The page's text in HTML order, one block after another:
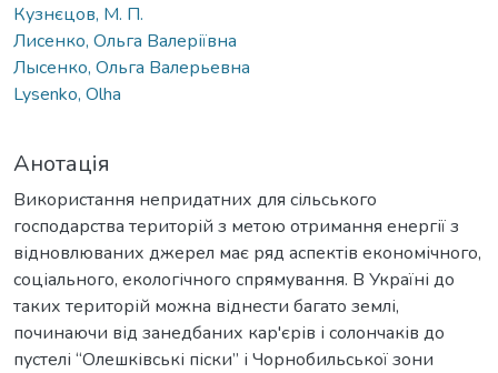
Кузнєцов, М. П.
Лисенко, Ольга Валеріївна
Лысенко, Ольга Валерьевна
Lysenko, Olha
Анотація
Використання непридатних для сільського
господарства територій з метою отримання енергії з
відновлюваних джерел має ряд аспектів економічного,
соціального, екологічного спрямування. В Україні до
таких територій можна віднести багато землі,
починаючи від занедбаних кар'єрів і солончаків до
пустелі “Олешківські піски” і Чорнобильської зони